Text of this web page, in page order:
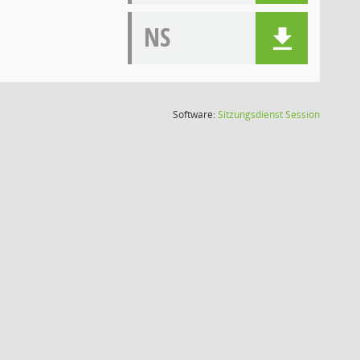
NS
Software:SitzungsdienstSession(Wird in